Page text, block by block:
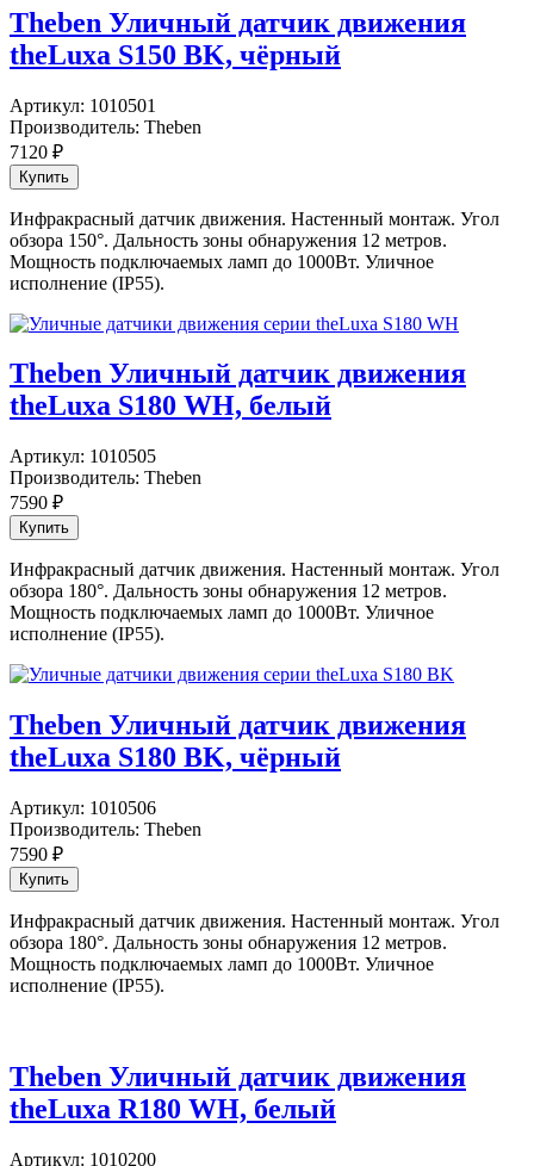
Theben Уличный датчик движения
theLuxa S150 BK, чёрный
Артикул: 1010501
Производитель: Theben
7120 ₽
Инфракрасный датчик движения. Настенный монтаж. Угол
обзора 150°. Дальность зоны обнаружения 12 метров.
Мощность подключаемых ламп до 1000Вт. Уличное
исполнение (IP55).
Theben Уличный датчик движения
theLuxa S180 WH, белый
Артикул: 1010505
Производитель: Theben
7590 ₽
Инфракрасный датчик движения. Настенный монтаж. Угол
обзора 180°. Дальность зоны обнаружения 12 метров.
Мощность подключаемых ламп до 1000Вт. Уличное
исполнение (IP55).
Theben Уличный датчик движения
theLuxa S180 BK, чёрный
Артикул: 1010506
Производитель: Theben
7590 ₽
Инфракрасный датчик движения. Настенный монтаж. Угол
обзора 180°. Дальность зоны обнаружения 12 метров.
Мощность подключаемых ламп до 1000Вт. Уличное
исполнение (IP55).
Theben Уличный датчик движения
theLuxa R180 WH, белый
Артикул: 1010200